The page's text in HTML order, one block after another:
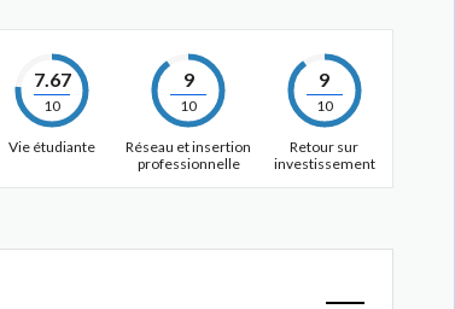
7.67
10
Vie étudiante
9
10
Réseau et insertion
professionnelle
9
10
Retour sur
investissement